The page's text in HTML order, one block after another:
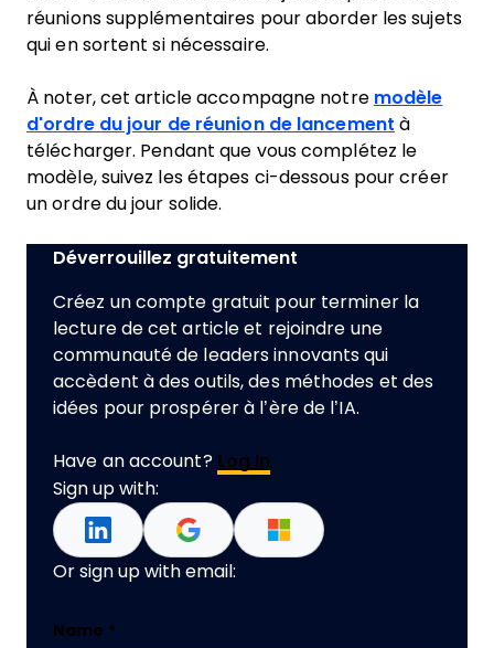
réunions supplémentaires pour aborder les sujets
qui en sortent si nécessaire.
À noter, cet article accompagne notre modèle
d'ordre du jour de réunion de lancement à
télécharger. Pendant que vous complétez le
modèle, suivez les étapes ci-dessous pour créer
un ordre du jour solide.
Déverrouillez gratuitement
Créez un compte gratuit pour terminer la
lecture de cet article et rejoindre une
communauté de leaders innovants qui
accèdent à des outils, des méthodes et des
idées pour prospérer à l’ère de l’IA.
Have an account? Log In
Sign up with:
Or sign up with email:
Company
Name *